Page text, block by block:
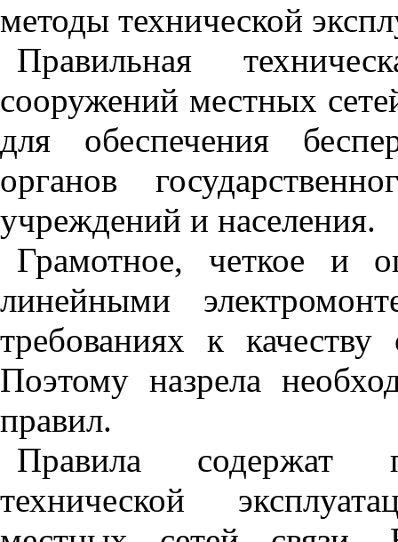
методы технической
Правильная
сооружений местных
для обеспечения
органов
учреждений и населения.
Грамотное, четкое и
линейными
требованиях к
Поэтому назрела
правил.
Правила содержат
технической